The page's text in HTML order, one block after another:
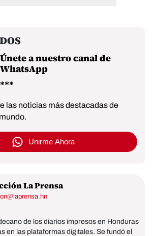
Únete a nuestro canal de
WhatsApp
las noticias más destacadas de
Unirme Ahora
La Prensa
de los diarios impresos en Honduras
en las plataformas digitales. Se fundó el